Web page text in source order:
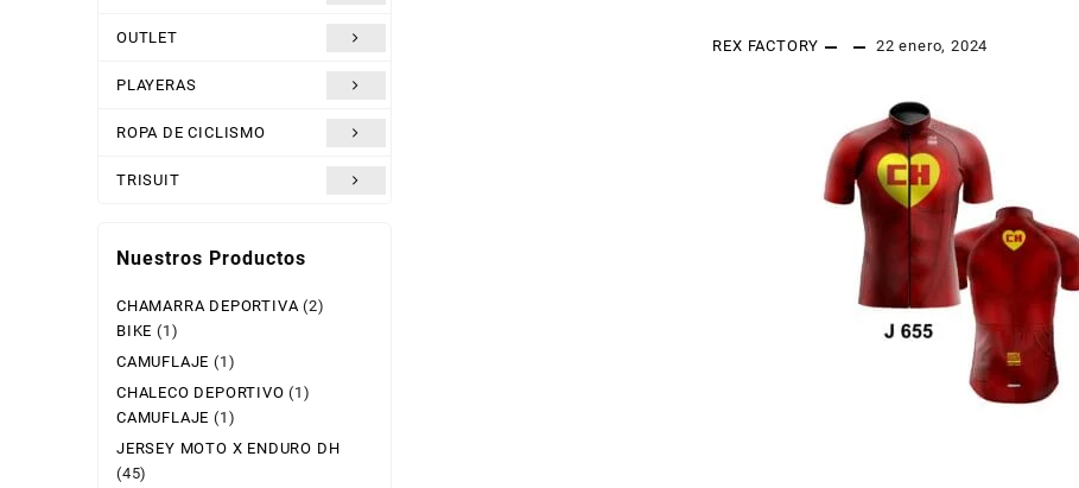
OUTLET
PLAYERAS
ROPA DE CICLISMO
TRISUIT
REX FACTORY 22 enero, 2024
Nuestros Productos
CHAMARRA DEPORTIVA (2)
BIKE (1)
CAMUFLAJE (1)
CHALECO DEPORTIVO (1)
CAMUFLAJE (1)
JERSEY MOTO X ENDURO DH
(45)